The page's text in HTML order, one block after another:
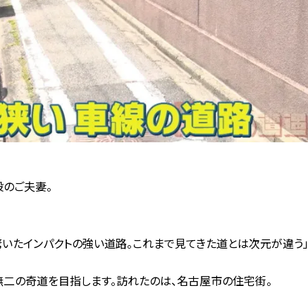
ご夫妻。
たインパクトの強い道路。これまで見てきた道とは次元が違う」
の奇道を目指します。訪れたのは、名古屋市の住宅街。